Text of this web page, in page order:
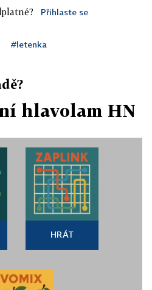
Přihlaste se
#letenka
hlavolam HN
HRÁT